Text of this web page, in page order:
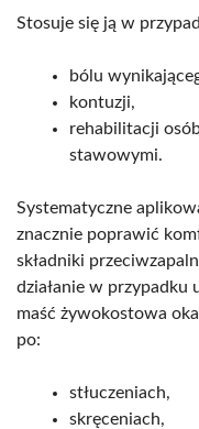
Stosuje się ją w
bólu
kontuzji,
rehabilitacji
stawowymi.
Systematyczne
znacznie poprawić
składniki
działanie w przypadku
maść żywokostowa
po:
stłuczeniach,
skręceniach,